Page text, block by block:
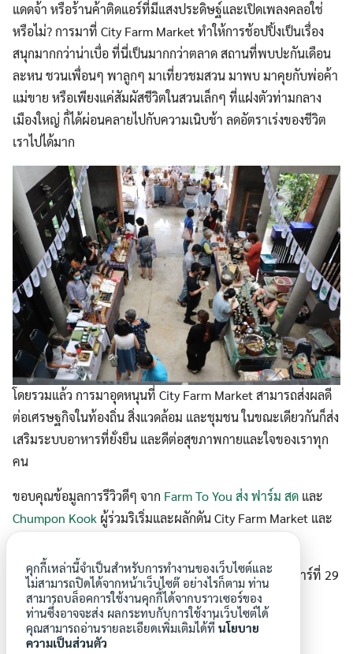
แดดจ้า หรือร้านค้าติดแอร์ที่มีแสงประดิษฐ์และเปิดเพลงคลอใช่
หรือไม่? การมาที่ City Farm Market ทำให้การช้อปปิ้งเป็นเรื่อง
สนุกมากกว่าน่าเบื่อ ที่นี่เป็นมากกว่าตลาด สถานที่พบปะกันเดือน
ละหน ชวนเพื่อนๆ พาลูกๆ มาเที่ยวชมสวน มาพบ มาคุยกับพ่อค้า
แม่ขาย หรือเพียงแค่สัมผัสชีวิตในสวนเล็กๆ ที่แฝงตัวท่ามกลาง
เมืองใหญ่ ก็่ได้ผ่อนคลายไปกับความเนิบช้า ลดอัตราเร่งของชีวิต
เราไปได้มาก
โดยรวมแล้ว การมาอุดหนุนที่ City Farm Market สามารถส่งผลดี
ต่อเศรษฐกิจในท้องถิ่น สิ่งแวดล้อม และชุมชน ในขณะเดียวกันก็ส่ง
เสริมระบบอาหารที่ยั่งยืน และดีต่อสุขภาพกายและใจของเราทุก
คน
ขอบคุณข้อมูลการรีวิวดีๆ จาก Farm To You ส่ง ฟาร์ม สด และ
Chumpon Kook ผู้ร่วมริเริ่มและผลักดัน City Farm Market และ
อยากทำความรู้จักCity Farm Marketให้มากขึ้น พบกันเสาร์ที่ 29
เมษายนนี้ ที่สวนผักคนเมือง : ปลูกเมือง ปลูกชีวิต
คุกกี้เหล่านี้จำเป็นสำหรับการทำงานของเว็บไซต์และ
ไม่สามารถปิดได้จากหน้าเว็บไซต๊ อย่างไรก็ตาม ท่าน
สามารถบล็อคการใช้งานคุกกี้ได้จากบราวเซอร์ของ
ท่านซึ่งอาจจะส่ง ผลกระทบกับการใช้งานเว็บไซต์ได้
คุณสามารถอ่านรายละเอียดเพิ่มเติมได้ที่ นโยบาย
ความเป็นส่วนตัว